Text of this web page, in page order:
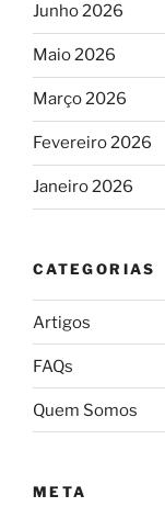
Junho 2026
Maio 2026
Março 2026
Fevereiro 2026
Janeiro 2026
CATEGORIAS
Artigos
FAQs
Quem Somos
META